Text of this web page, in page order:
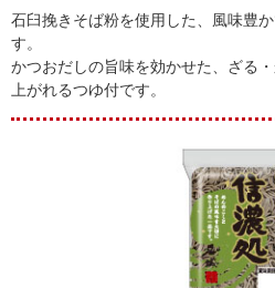
石臼挽きそば粉を使用した、風味豊
す。
かつおだしの旨味を効かせた、ざる
上がれるつゆ付です。